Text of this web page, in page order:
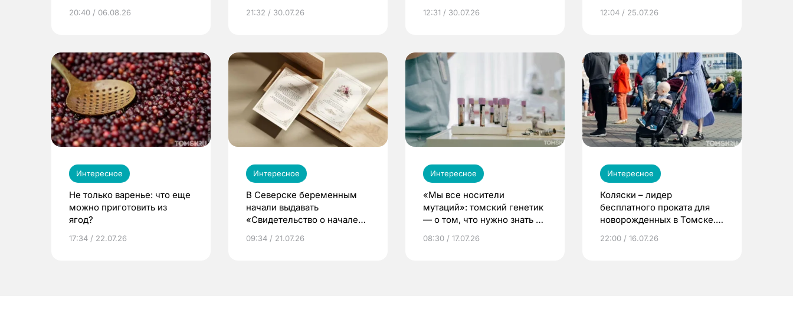
20:40 / 06.08.26 21:32 / 30.07.26 12:31 / 30.07.26 12:04 / 25.07.26
Интересное
Не только варенье: что еще
можно приготовить из
ягод?
17:34 / 22.07.26
Интересное
В Северске беременным
начали выдавать
«Свидетельство о начале
09:34 / 21.07.26
Интересное
«Мы все носители
мутаций»: томский генетик
— о том, что нужно знать до
08:30 / 17.07.26
Интересное
Коляски – лидер
бесплатного проката для
новорожденных в Томске.
22:00 / 16.07.26